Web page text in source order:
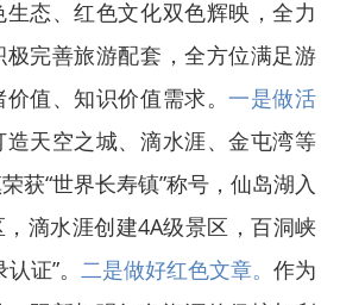
生态、红色文化双色辉映，全力
完善旅游配套，全方位满足游
值、知识价值需求。一是做活
造天空之城、滴水涯、金屯湾等
获“世界长寿镇”称号，仙岛湖入
滴水涯创建4A级景区，百洞峡
证”。 二是做好红色文章。 作为